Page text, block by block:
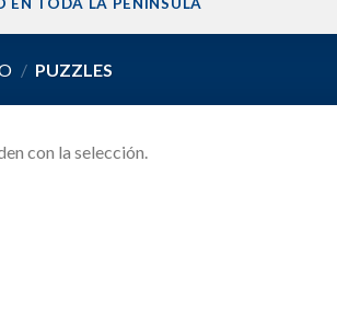
/ PUZZLES
con la selección.